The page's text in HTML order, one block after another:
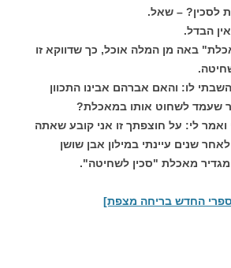
לסכין? – שאל.
הבדל.
באה מן המלה אוכל, כך שדווקא זו
בחוצפה של ילד בן 7 השבתי לו: והאם אברהם אבינו התכוון
שעמד לשחוט אותו במאכלת?
ואמר לי: על חוצפתך זו אני קובע שאתה
לאחר שנים עיינתי במילון אבן שושן
מאכלת "סכין לשחיטה".
החדש בריחה מצפת]